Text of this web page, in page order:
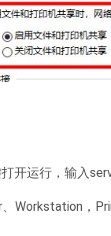
开运行，输入
Workstation，